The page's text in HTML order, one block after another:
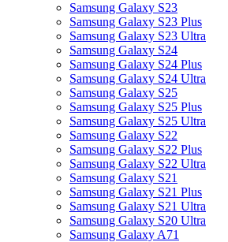
Samsung Galaxy S23
Samsung Galaxy S23 Plus
Samsung Galaxy S23 Ultra
Samsung Galaxy S24
Samsung Galaxy S24 Plus
Samsung Galaxy S24 Ultra
Samsung Galaxy S25
Samsung Galaxy S25 Plus
Samsung Galaxy S25 Ultra
Samsung Galaxy S22
Samsung Galaxy S22 Plus
Samsung Galaxy S22 Ultra
Samsung Galaxy S21
Samsung Galaxy S21 Plus
Samsung Galaxy S21 Ultra
Samsung Galaxy S20 Ultra
Samsung Galaxy A71